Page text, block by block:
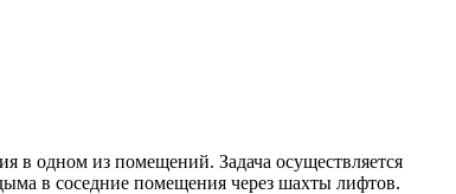
в одном из помещений. Задача осуществляется
в соседние помещения через шахты лифтов.